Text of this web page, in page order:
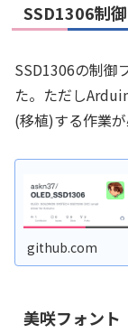
SSD1306制御
SSD1306の制御
た。ただし
(移植)する作業が
github.com
美咲フォント